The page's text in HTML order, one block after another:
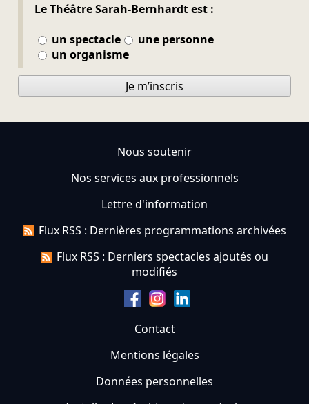
Le Théâtre Sarah-Bernhardt est :
un spectacle
une personne
un organisme
Je m’inscris
Nous soutenir
Nos services aux professionnels
Lettre d'information
Flux RSS : Dernières programmations archivées
Flux RSS : Derniers spectacles ajoutés ou
modifiés
Contact
Mentions légales
Données personnelles